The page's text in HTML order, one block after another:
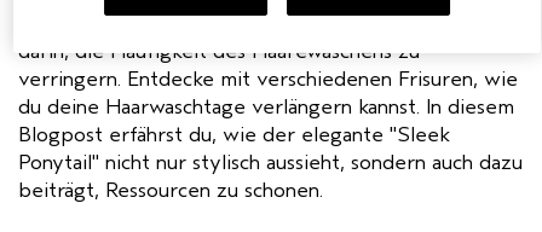
Eine einfache Möglichkeit, Wasser zu sparen, besteht
darin, die Häufigkeit des Haarewaschens zu
verringern. Entdecke mit verschiedenen Frisuren, wie
du deine Haarwaschtage verlängern kannst. In diesem
Blogpost erfährst du, wie der elegante "Sleek
Ponytail" nicht nur stylisch aussieht, sondern auch dazu
beiträgt, Ressourcen zu schonen.